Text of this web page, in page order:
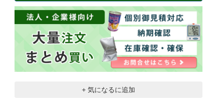
+ 気になるに追加